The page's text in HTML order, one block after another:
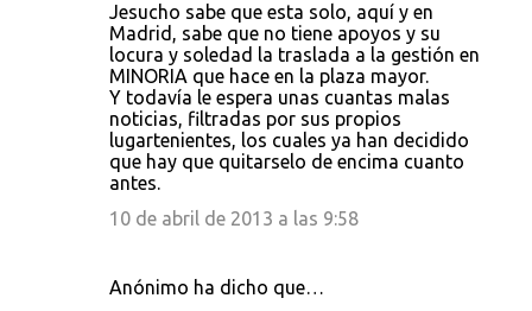
Jesucho sabe que esta solo, aquí y en
Madrid, sabe que no tiene apoyos y su
locura y soledad la traslada a la gestión en
MINORIA que hace en la plaza mayor.
Y todavía le espera unas cuantas malas
noticias, filtradas por sus propios
lugartenientes, los cuales ya han decidido
que hay que quitarselo de encima cuanto
antes.
10 de abril de 2013 a las 9:58
Anónimo ha dicho que…